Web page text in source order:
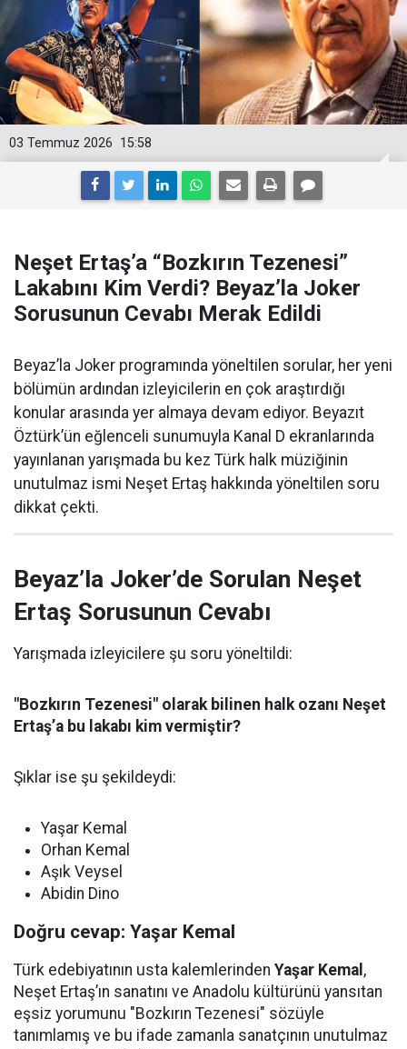
15:58
03 Temmuz 2026
Neşet Ertaş’a “Bozkırın Tezenesi”
Lakabını Kim Verdi? Beyaz’la Joker
Sorusunun Cevabı Merak Edildi
Beyaz’la Joker programında yöneltilen sorular, her yeni
bölümün ardından izleyicilerin en çok araştırdığı
konular arasında yer almaya devam ediyor. Beyazıt
Öztürk’ün eğlenceli sunumuyla Kanal D ekranlarında
yayınlanan yarışmada bu kez Türk halk müziğinin
unutulmaz ismi Neşet Ertaş hakkında yöneltilen soru
dikkat çekti.
Beyaz’la Joker’de Sorulan Neşet
Ertaş Sorusunun Cevabı
Yarışmada izleyicilere şu soru yöneltildi:
"Bozkırın Tezenesi" olarak bilinen halk ozanı Neşet
Ertaş’a bu lakabı kim vermiştir?
Şıklar ise şu şekildeydi:
Yaşar Kemal
Orhan Kemal
Aşık Veysel
Abidin Dino
Doğru cevap: Yaşar Kemal
Türk edebiyatının usta kalemlerinden Yaşar Kemal ,
Neşet Ertaş’ın sanatını ve Anadolu kültürünü yansıtan
eşsiz yorumunu "Bozkırın Tezenesi" sözüyle
tanımlamış ve bu ifade zamanla sanatçının unutulmaz